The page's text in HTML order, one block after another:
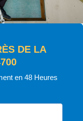
DE LA
en 48 Heures